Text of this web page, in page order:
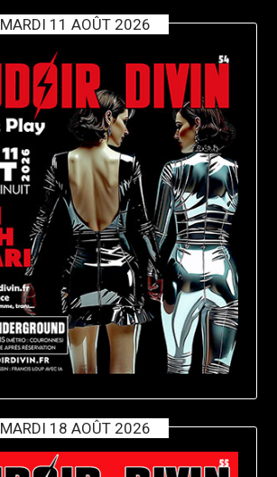
MARDI 11 AOÛT 2026
MARDI 18 AOÛT 2026